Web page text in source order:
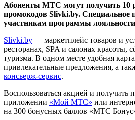
Абоненты МТС могут получить 10
промокодов Slivki.by. Специальное
участникам программы
Slivki.by — маркетплейс товаров и
ресторанах, SPA и салонах красоты,
туризма. В одном месте удобная
привлекательные предложения, а
консьерж-сервис.
Воспользоваться акцией и
приложении «Мой МТС» или
на 300 бонусных баллов «МТС